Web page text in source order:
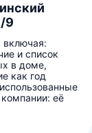
9
и список
в доме,
как год
её